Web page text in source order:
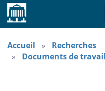
Accueil
Accueil
Recherches
Documents de